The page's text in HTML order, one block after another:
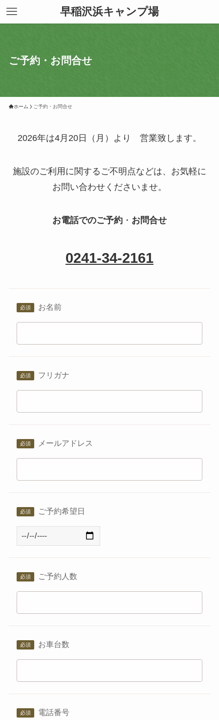
早稲沢浜キャンプ場
ご予約・お問合せ
ホーム ご予約・お問合せ
2026年は4月20日（月）より 営業致します。
施設のご利用に関するご不明点などは、お気軽に
お問い合わせくださいませ。
お電話でのご予約 ・ お問合せ
0241-34-2161
お名前
フリガナ
メールアドレス
ご予約希望日
ご予約人数
お車台数
電話番号